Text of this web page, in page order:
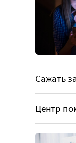
Сажать
Центр